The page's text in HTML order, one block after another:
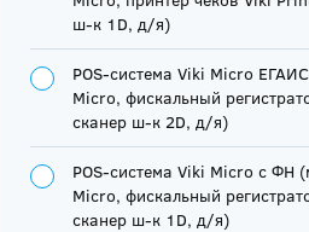
ш-к 1D, д/я)
POS-система Viki Micro
Micro, фискальный
сканер ш-к 2D, д/я)
POS-система Viki Micro с ФН
Micro, фискальный
сканер ш-к 1D, д/я)